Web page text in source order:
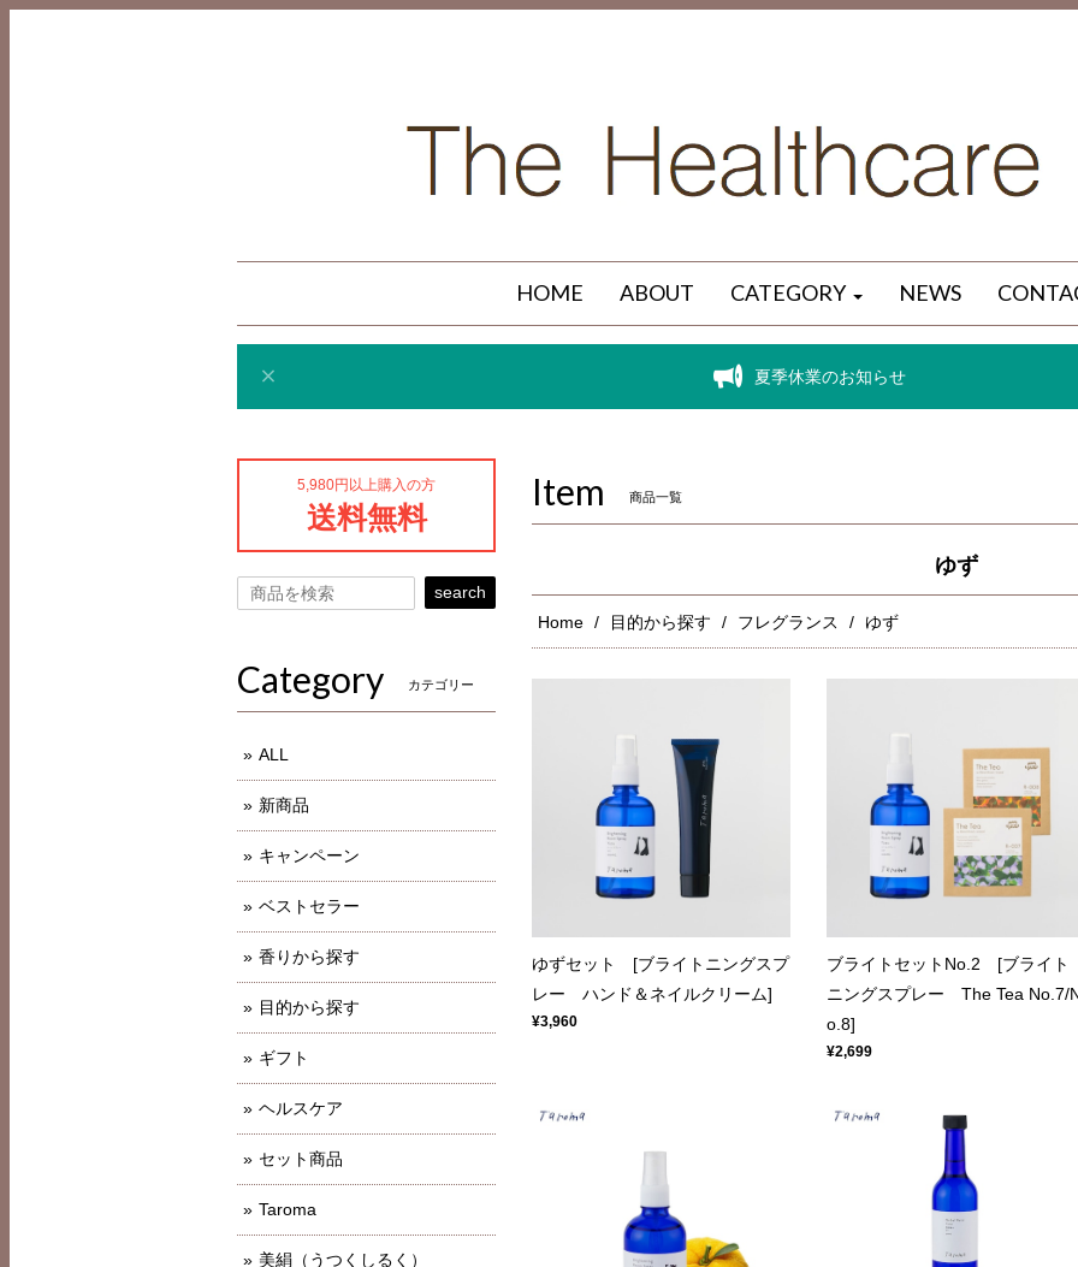
HOME ABOUT CATEGORY NEWS
夏季休業のお知らせ
Item 商品一覧
ゆず
Home 目的から探す フレグランス ゆず
ゆずセット [ブライトニングスプ
レー ハンド＆ネイルクリーム]
¥3,960
ブライトセットNo.2 [ブライト
ニングスプレー The Tea No.7/
o.8]
¥2,699
5,980円以上購入の方
送料無料
search
Category カテゴリー
ALL
新商品
キャンペーン
ベストセラー
香りから探す
目的から探す
ギフト
ヘルスケア
セット商品
Taroma
美絹（うつくしるく）